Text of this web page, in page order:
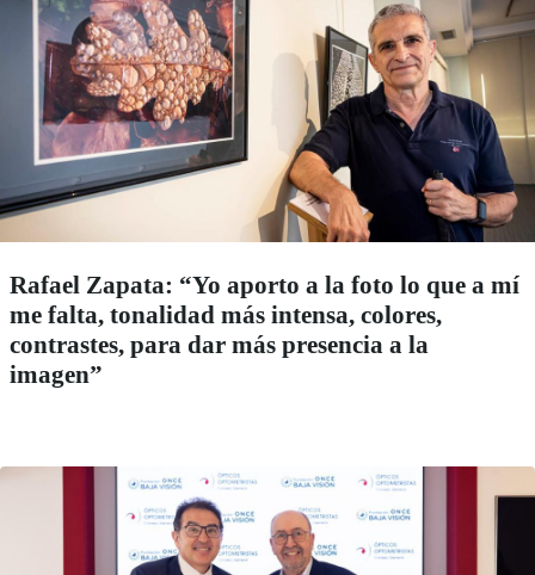
Rafael Zapata: “Yo aporto a la foto lo que a mí
me falta, tonalidad más intensa, colores,
contrastes, para dar más presencia a la
imagen”